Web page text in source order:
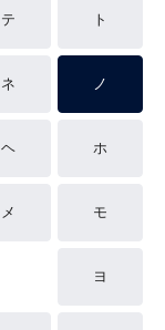
テ ト
ネ ノ
ヘ ホ
メ モ
ヨ